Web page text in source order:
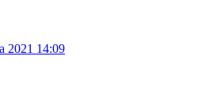
2021 14:09